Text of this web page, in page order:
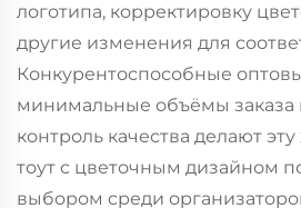
логотипа, корректировку
другие изменения для
Конкурентоспособные
минимальные объёмы заказа
контроль качества делают
тоут с цветочным дизайном
выбором среди